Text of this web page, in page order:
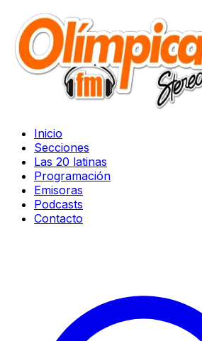
Inicio
Secciones
Las 20 latinas
Programación
Emisoras
Podcasts
Contacto